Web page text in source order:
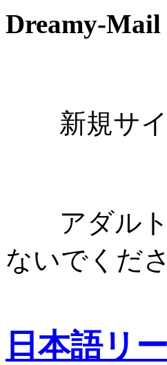
Dreamy-
新規サイ
アダルト
ないでくださ
日本語リ